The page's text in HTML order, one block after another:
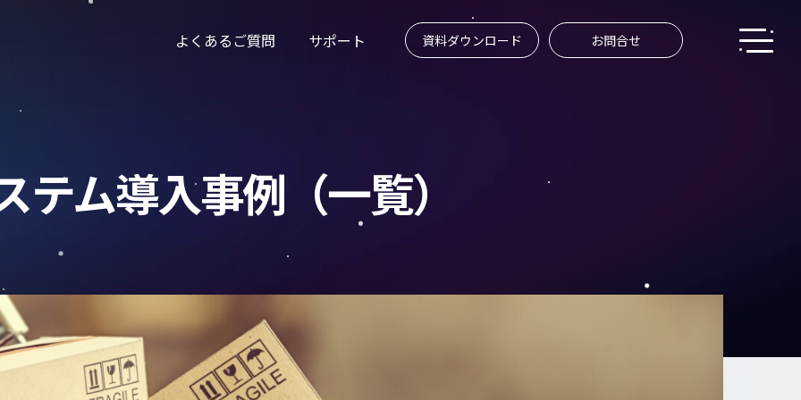
よくあるご質問 サポート 資料ダウンロード お問合せ
テム導入事例（一覧）